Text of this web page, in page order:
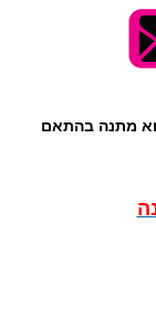
מתנה בהתאם